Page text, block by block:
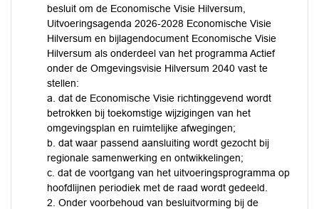
besluit om de Economische Visie Hilversum,
Uitvoeringsagenda 2026-2028 Economische Visie
Hilversum en bijlagendocument Economische Visie
Hilversum als onderdeel van het programma Actief
onder de Omgevingsvisie Hilversum 2040 vast te
stellen:
a. dat de Economische Visie richtinggevend wordt
betrokken bij toekomstige wijzigingen van het
omgevingsplan en ruimtelijke afwegingen;
b. dat waar passend aansluiting wordt gezocht bij
regionale samenwerking en ontwikkelingen;
c. dat de voortgang van het uitvoeringsprogramma op
hoofdlijnen periodiek met de raad wordt gedeeld.
2. Onder voorbehoud van besluitvorming bij de